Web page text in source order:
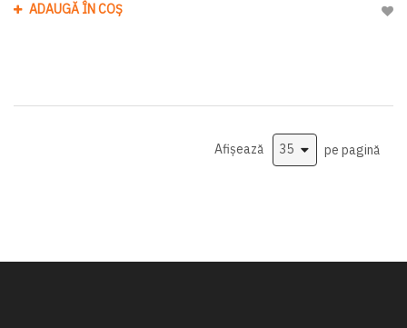
ADAUGĂ ÎN COȘ
Afișează pe pagină